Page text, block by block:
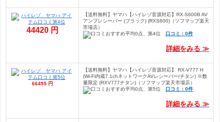
44420 円
【送料無料】ヤマハ【ハイレゾ音源対応】RX-S600B AV
アンプレシーバー (ブラック) (RXS600)（ソフマップ楽天
市場店）
口コミ：0件
詳細をみる ≫
66495 円
【送料無料】ヤマハ【ハイレゾ音源対応】 RX-V777 H
(Wi-Fi内蔵7.1chネットワークAVレシーバー/チタン) ※数
量限定 (RXV777チタン)（ソフマップ楽天市場店）
口コミ：0件
詳細をみる ≫